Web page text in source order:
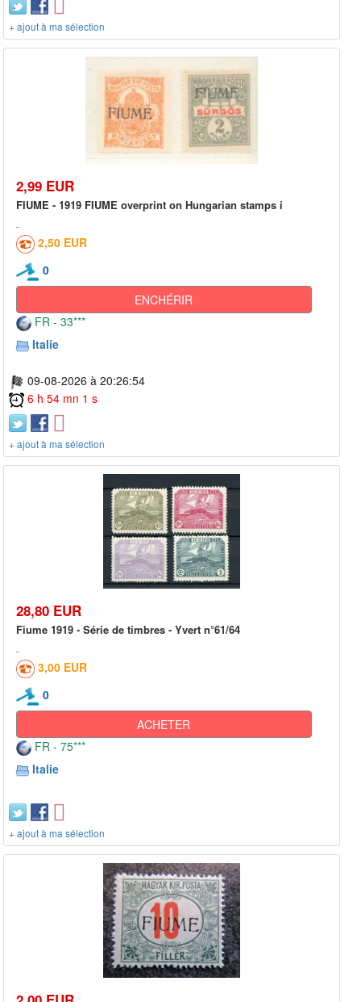
+ ajout à ma sélection
2,99 EUR
FIUME - 1919 FIUME overprint on Hungarian stamps i
2,50 EUR
0
ENCHÉRIR
FR - 33***
Italie
09-08-2026 à 20:26:54
6 h 54 mn 1 s
+ ajout à ma sélection
28,80 EUR
Fiume 1919 - Série de timbres - Yvert n°61/64
3,00 EUR
0
ACHETER
FR - 75***
Italie
+ ajout à ma sélection